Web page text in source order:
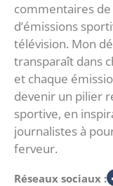
commentaires de
d’émissions
télévision. Mon
transparaît dans
et chaque
devenir un pilier
sportive, en
journalistes à
ferveur.
Réseaux sociaux :